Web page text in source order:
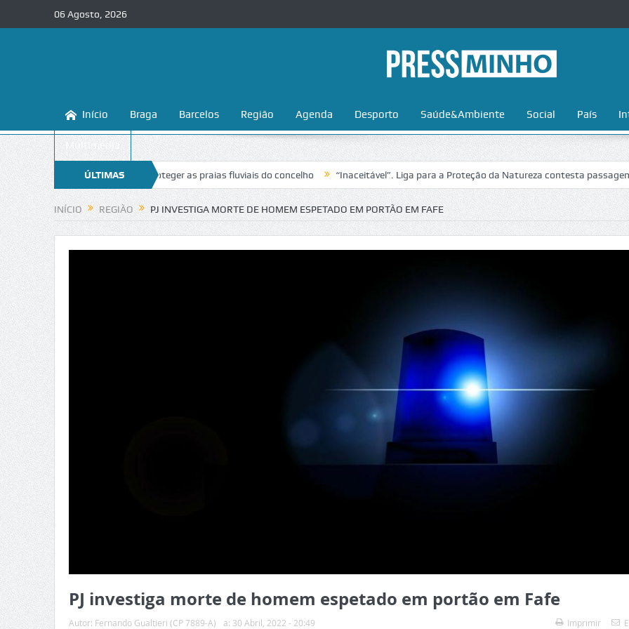
06 Agosto, 2026
Início Braga Barcelos Região Agenda Desporto Saúde&Ambiente Social País
Multimédia
ÚLTIMAS
NOTÍCIAS
ensina a conhecer e proteger as praias fluviais do concelho “Inaceitável”. Liga para a Proteção da Natureza contesta passagem da
INÍCIO REGIÃO PJ INVESTIGA MORTE DE HOMEM ESPETADO EM PORTÃO EM FAFE
PJ investiga morte de homem espetado em portão em Fafe
Autor: Fernando Gualtieri (CP 7889-A) a: 30 Abril, 2022 - 20:49 Imprimir